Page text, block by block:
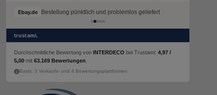
Ebay.de Bestellung pünktlich und problemlos geliefert
trustami.
Durchschnittliche Bewertung von INTERDECO bei Trustami: 4,97 /
5,00 mit 63.169 Bewertungen
Basis: 3 Verkaufs- und 4 Bewertungsplattformen